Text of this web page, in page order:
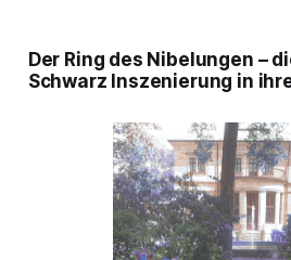
Der Ring des Nibelungen –
Schwarz Inszenierung in